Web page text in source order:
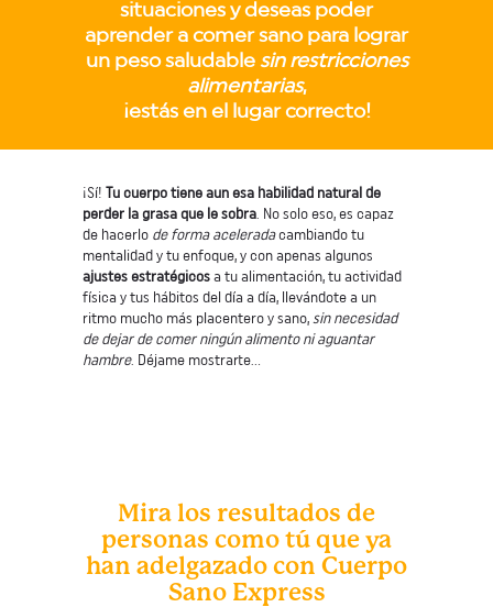
situaciones y deseas poder
aprender a comer sano para lograr
un peso saludable sin restricciones
alimentarias,
¡estás en el lugar correcto!
¡Sí! Tu cuerpo tiene aun esa habilidad natural de
perder la grasa que le sobra. No solo eso, es capaz
de hacerlo de forma aceleradacambiando tu
mentalidad y tu enfoque, y con apenas algunos
ajustes estratégicos a tu alimentación, tu actividad
física y tus hábitos del día a día, llevándote a un
ritmo mucho más placentero y sano, sin necesidad
de dejar de comer ningún alimento ni aguantar
hambre. Déjame mostrarte...
Mira los resultados de
personas como tú que ya
han adelgazado con Cuerpo
Sano Express